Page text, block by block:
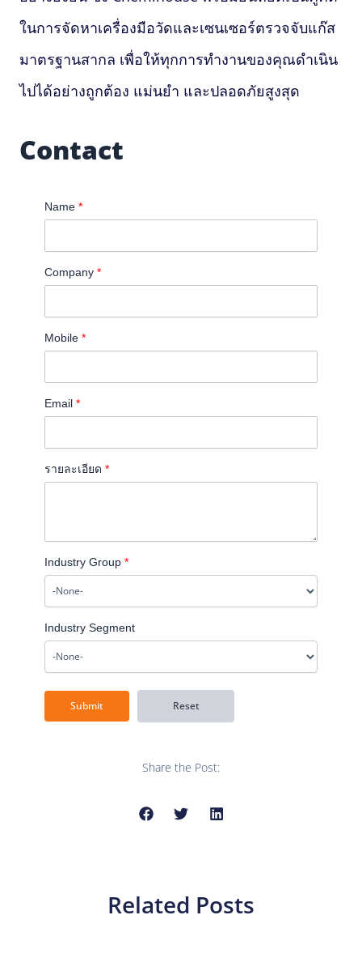
ในการจัดหาเครื่องมือวัดและเซนเซอร์ตรวจจับแก๊ส
มาตรฐานสากล เพื่อให้ทุกการทำงานของคุณดำเนิน
ไปได้อย่างถูกต้อง แม่นยำ และปลอดภัยสูงสุด
Contact
Name *
Company *
Mobile *
Email *
รายละเอียด *
Industry Group *
Industry Segment
Share the Post:
Related Posts